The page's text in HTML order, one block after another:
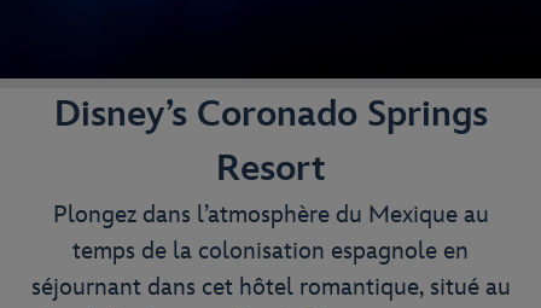
Disney’s Coronado Springs
Resort
Plongez dans l’atmosphère du Mexique au
temps de la colonisation espagnole en
séjournant dans cet hôtel romantique, situé au